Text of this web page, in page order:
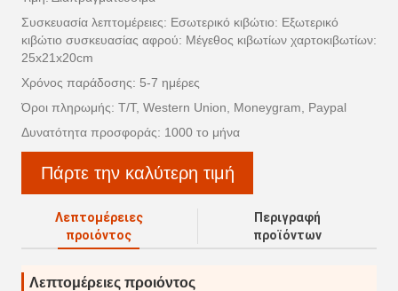
Συσκευασία λεπτομέρειες: Εσωτερικό κιβώτιο: Εξωτερικό
κιβώτιο συσκευασίας αφρού: Μέγεθος κιβωτίων χαρτοκιβωτίων:
25x21x20cm
Χρόνος παράδοσης: 5-7 ημέρες
Όροι πληρωμής: T/T, Western Union, Moneygram, Paypal
Δυνατότητα προσφοράς: 1000 το μήνα
Πάρτε την καλύτερη τιμή
Λεπτομέρειες
προιόντος
Περιγραφή
προϊόντων
Λεπτομέρειες προιόντος